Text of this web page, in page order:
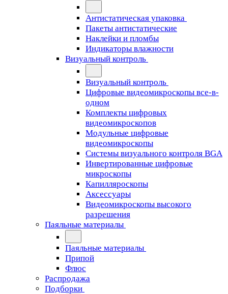
Антистатическая упаковка
Пакеты антистатические
Наклейки и пломбы
Индикаторы влажности
Визуальный контроль
Визуальный контроль
Цифровые видеомикроскопы все-в-
одном
Комплекты цифровых
видеомикроскопов
Модульные цифровые
видеомикроскопы
Cистемы визуального контроля BGA
Инвертированные цифровые
микроскопы
Капилляроскопы
Аксессуары
Видеомикроскопы высокого
разрешения
Паяльные материалы
Паяльные материалы
Припой
Флюс
Распродажа
Подборки